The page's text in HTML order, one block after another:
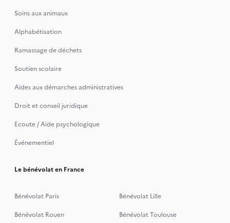
Soins aux animaux
Alphabétisation
Ramassage de déchets
Soutien scolaire
Aides aux démarches administratives
Droit et conseil juridique
Ecoute / Aide psychologique
Événementiel
Le bénévolat en France
Bénévolat Paris
Bénévolat Lille
Bénévolat Rouen
Bénévolat Toulouse